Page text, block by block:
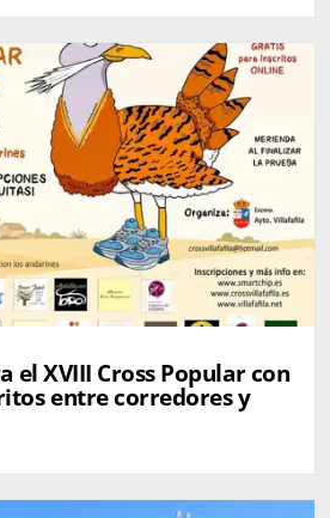
el XVIII Cross Popular con
entre corredores y